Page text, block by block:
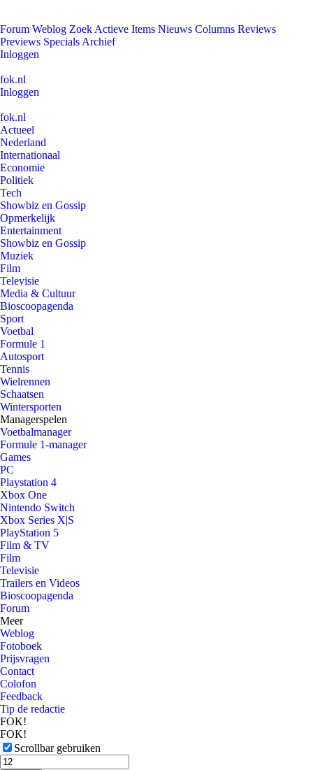
Forum Weblog Zoek Actieve Items Nieuws Columns Reviews
Previews Specials Archief
Inloggen
fok.nl
Inloggen
fok.nl
Actueel
Nederland
Internationaal
Economie
Politiek
Tech
Showbiz en Gossip
Opmerkelijk
Entertainment
Showbiz en Gossip
Muziek
Film
Televisie
Media & Cultuur
Bioscoopagenda
Sport
Voetbal
Formule 1
Autosport
Tennis
Wielrennen
Schaatsen
Wintersporten
Managerspelen
Voetbalmanager
Formule 1-manager
Games
PC
Playstation 4
Xbox One
Nintendo Switch
Xbox Series X|S
PlayStation 5
Film & TV
Film
Televisie
Trailers en Videos
Bioscoopagenda
Forum
Meer
Weblog
Fotoboek
Prijsvragen
Contact
Colofon
Feedback
Tip de redactie
FOK!
FOK!
Scrollbar gebruiken